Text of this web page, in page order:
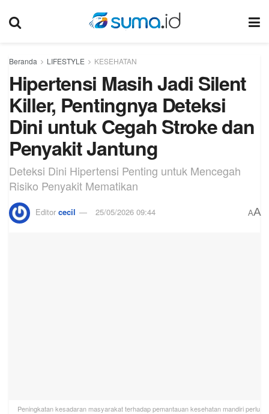
Beranda LIFESTYLE KESEHATAN
Hipertensi Masih Jadi Silent
Killer, Pentingnya Deteksi
Dini untuk Cegah Stroke dan
Penyakit Jantung
Deteksi Dini Hipertensi Penting untuk Mencegah
Risiko Penyakit Mematikan
Editor cecil 25/05/2026 09:44 AA
Peningkatan kesadaran masyarakat terhadap pemantauan kesehatan mandiri perlu